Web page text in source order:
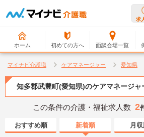
求
ホーム 初めての方へ 面談会場一覧
マイナビ介護職 ケアマネージャー 愛知県
知多郡武豊町(愛知県)のケアマネージャ
この条件の介護・福祉求人数 2
おすすめ順 新着順 月